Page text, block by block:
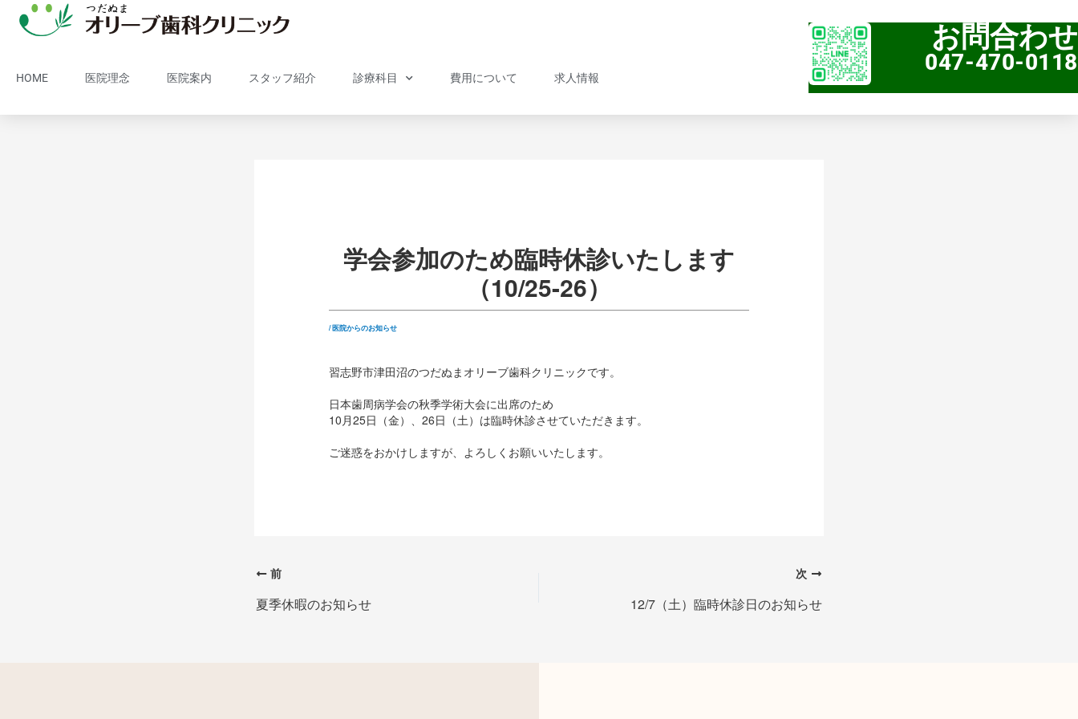
HOME 医院理念 医院案内 スタッフ紹介 診療科目 費用について 求人情報
お問合わせ
047-470-0118
学会参加のため臨時休診いたします
（10/25-26）
/医院からのお知らせ
習志野市津田沼のつだぬまオリーブ歯科クリニックです。
日本歯周病学会の秋季学術大会に出席のため
10月25日（金）、26日（土）は臨時休診させていただきます。
ご迷惑をおかけしますが、よろしくお願いいたします。
前
夏季休暇のお知らせ
次
12/7（土）臨時休診日のお知らせ